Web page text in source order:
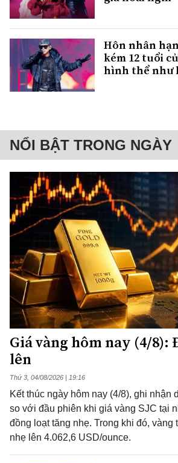
Hôn nhân
kém 12 tuổi
hình thể như
NỔI BẬT TRONG NGÀY
Giá vàng hôm nay (4/8):
lên
Thứ 3, 04/08/2026 | 19:16
Kết thúc ngày hôm nay (4/8), ghi nhận
so với đầu phiên khi giá vàng SJC tại
đồng loạt tăng nhẹ. Trong khi đó, vàng
nhẹ lên 4.062,6 USD/ounce.